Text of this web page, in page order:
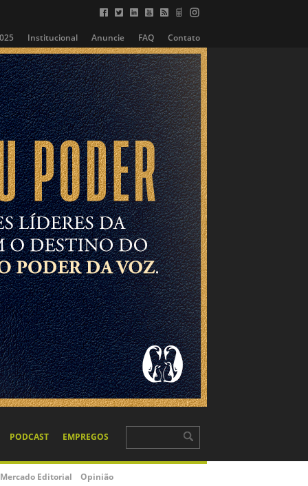
Institucional Anuncie FAQ Contato
PODCAST EMPREGOS
Mercado Editorial Opinião